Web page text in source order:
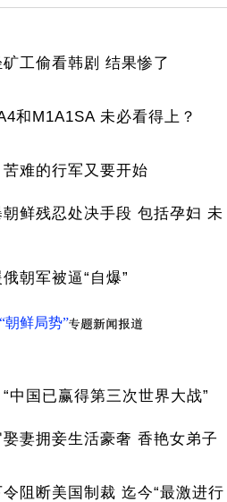
工偷看韩剧 结果惨了
和M1A1SA 未必看得上？
难的行军又要开始
鲜残忍处决手段 包括孕妇 未
朝军被逼“自爆”
“朝鲜局势”
中国已赢得第三次世界大战”
妻拥妾生活豪奢 香艳女弟子
阻断美国制裁 迄今“最激进行